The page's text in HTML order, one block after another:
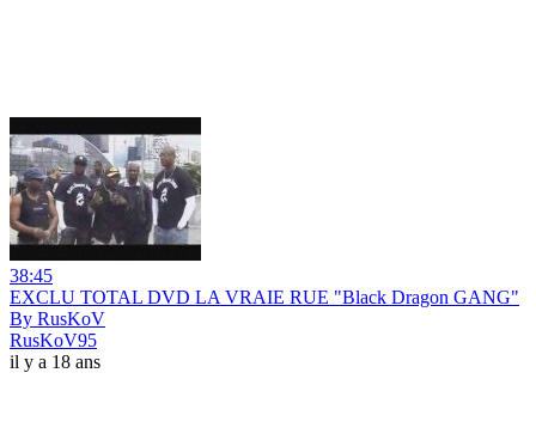
38:45
EXCLU TOTAL DVD LA VRAIE RUE "Black Dragon GANG"
By RusKoV
RusKoV95
il y a 18 ans